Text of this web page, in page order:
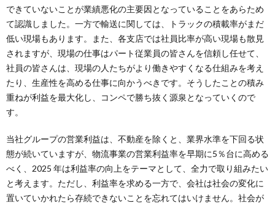
できていないことが業績悪化の主要因となっていることをあらため
て認識しました。一方で輸送に関しては、トラックの積載率がまだ
低い現場もあります。また、各支店では社員比率が高い現場も散見
されますが、現場の仕事はパート従業員の皆さんを信頼し任せて、
社員の皆さんは、現場の人たちがより働きやすくなる仕組みを考え
たり、生産性を高める仕事に向かうべきです。そうしたことの積み
重ねが利益を最大化し、コンペで勝ち抜く源泉となっていくので
す。
当社グループの営業利益は、不動産を除くと、業界水準を下回る状
態が続いていますが、物流事業の営業利益率を早期に5％台に高める
べく、2025 年は利益率の向上をテーマとして、全力で取り組みたい
と考えます。ただし、利益率を求める一方で、会社は社会の変化に
置いていかれたら存続できないことを忘れてはいけません。社会が